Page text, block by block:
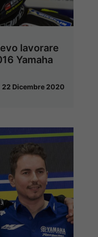
lavorare
Yamaha
22 Dicembre 2020